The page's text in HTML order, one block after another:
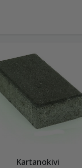
Kartanokivi